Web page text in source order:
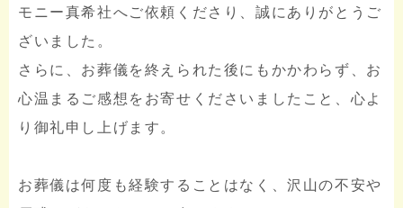
モニー真希社へご依頼くださり、誠にありがとうご
ざいました。
さらに、お葬儀を終えられた後にもかかわらず、お
心温まるご感想をお寄せくださいましたこと、心よ
り御礼申し上げます。
お葬儀は何度も経験することはなく、沢山の不安や